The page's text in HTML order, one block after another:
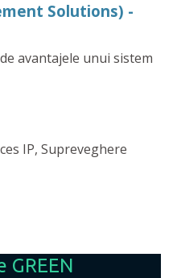
Solutions) -
avantajele unui sistem
IP, Supreveghere